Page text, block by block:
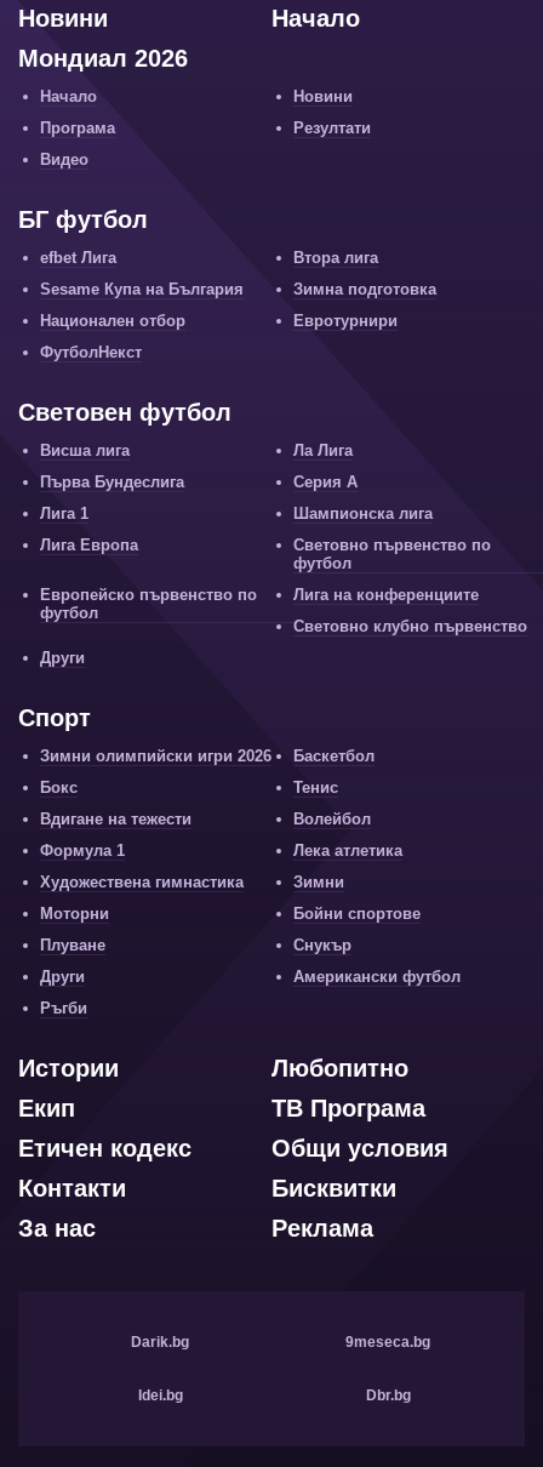
Начало
Новини
Мондиал 2026
Начало
Новини
Програма
Резултати
Видео
БГ футбол
efbet Лига
Втора лига
Sesame Купа на България
Зимна подготовка
Национален отбор
Евротурнири
ФутболНекст
Световен футбол
Висша лига
Ла Лига
Първа Бундеслига
Серия А
Лига 1
Шампионска лига
Лига Европа
Световно първенство по
футбол
Европейско първенство по
футбол
Лига на конференциите
Световно клубно първенство
Други
Спорт
Зимни олимпийски игри 2026
Баскетбол
Бокс
Тенис
Вдигане на тежести
Волейбол
Формула 1
Лека атлетика
Художествена гимнастика
Зимни
Моторни
Бойни спортове
Плуване
Снукър
Други
Американски футбол
Ръгби
Любопитно
Истории
ТВ Програма
Екип
Общи условия
Етичен кодекс
Бисквитки
Контакти
Реклама
За нас
Darik.bg 9meseca.bg
Idei.bg Dbr.bg